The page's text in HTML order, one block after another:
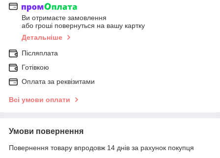
Ви отримаєте замовлення
або гроші повернуться на вашу картку
Детальніше
Післяплата
Готівкою
Оплата за реквізитами
Всі умови оплати
Умови повернення
Повернення товару впродовж 14 днів за рахунок покупця